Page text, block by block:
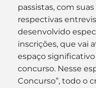
passistas, com
respectivas
desenvolvido
inscrições, que vai
espaço
concurso. Nesse
Concurso”, todo o